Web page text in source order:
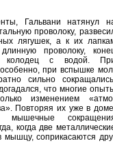
Гальвани натянул
проволоку,
лягушек, а к их
проволоку,
колодец с водой.
при вспышке
сильно
что многие
изменением
Повторяя их уже в
мышечные
когда две
мышцу, соприкасаются